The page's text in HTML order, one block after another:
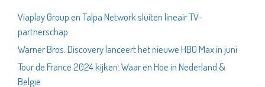
Viaplay Group en Talpa Network sluiten lineair TV-
partnerschap
Warner Bros. Discovery lanceert het nieuwe HBO Max in juni
Tour de France 2024 kijken: Waar en Hoe in Nederland &
België